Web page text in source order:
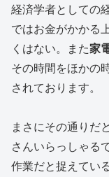
経済学者としての
ではお金がかかる
くはない。また家
その時間をほかの
されております。
まさにその通りだ
さんいらっしゃる
作業だと捉えてい